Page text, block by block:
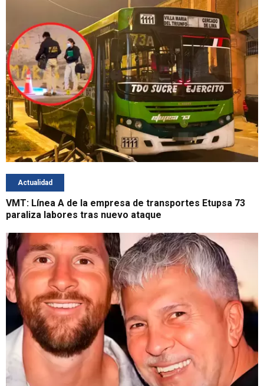
Actualidad
VMT: Línea A de la empresa de transportes Etupsa 73
paraliza labores tras nuevo ataque